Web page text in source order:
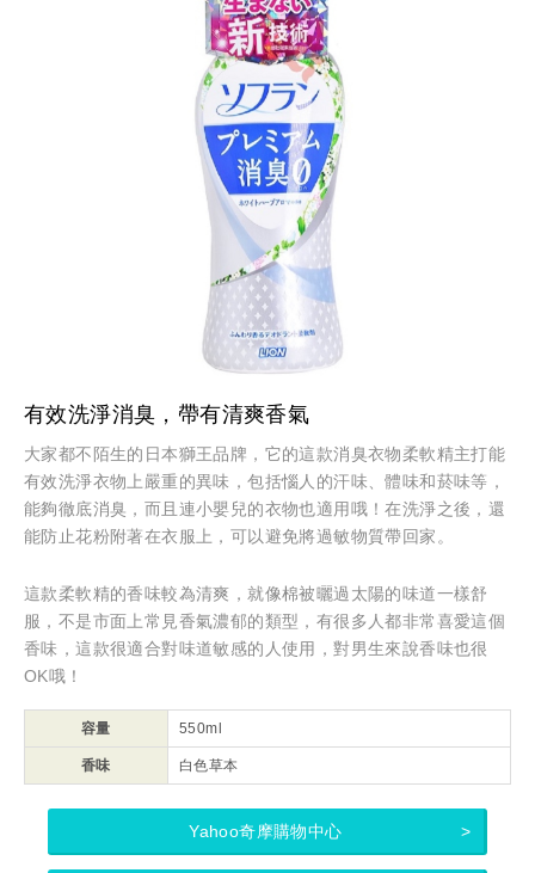
有效洗淨消臭，帶有清爽香氣
大家都不陌生的日本獅王品牌，它的這款消臭衣物柔軟精主打能
有效洗淨衣物上嚴重的異味，包括惱人的汗味、體味和菸味等，
能夠徹底消臭，而且連小嬰兒的衣物也適用哦！在洗淨之後，還
能防止花粉附著在衣服上，可以避免將過敏物質帶回家。
這款柔軟精的香味較為清爽，就像棉被曬過太陽的味道一樣舒
服，不是市面上常見香氣濃郁的類型，有很多人都非常喜愛這個
香味，這款很適合對味道敏感的人使用，對男生來說香味也很
OK哦！
容量 550ml
香味 白色草本
Yahoo奇摩購物中心